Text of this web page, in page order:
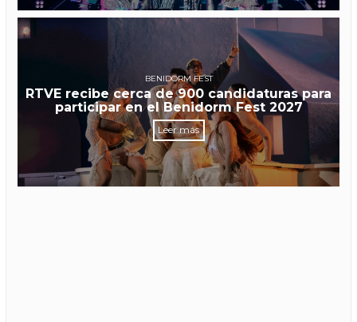
BENIDORM FEST
RTVE recibe cerca de 900 candidaturas para
participar en el Benidorm Fest 2027
Leer más